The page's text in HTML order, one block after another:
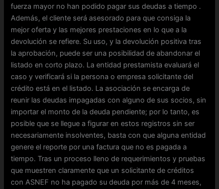
fuerza mayor no han podido pagar sus deudas a tiempo .
Además, el cliente será asesorado para que consiga la
mejor oferta y las mejores prestaciones en lo que a la
devolución se refiere. Su uso, y la devolución positiva tras
la aprobación, puede ser una posibilidad de abandonar el
listado en corto plazo. La entidad prestamista evaluará el
caso y verificará si la persona o empresa solicitante del
crédito está en el listado. La asociación se encarga de
reunir las deudas impagadas con alguno de sus socios, sin
importar el monto de la deuda pendiente; por lo tanto, es
posible que se llegue a figurar en estos registros sin ser
necesariamente insolventes, basta con que alguna entidad
genere el reporte por una factura que no es pagada a
tiempo. Tras un proceso lleno de requerimientos y pruebas
que muestren claramente que un solicitante de créditos
con ASNEF no ha pagado su deuda por más de 4 meses,